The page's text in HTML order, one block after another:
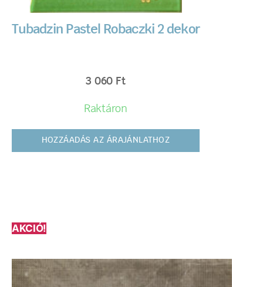
Tubadzin Pastel Robaczki 2 dekor
3 060 Ft
Raktáron
HOZZÁADÁS AZ ÁRAJÁNLATHOZ
AKCIÓ!